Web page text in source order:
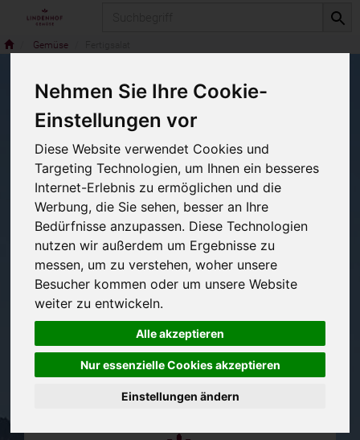
Nehmen Sie Ihre Cookie-
Einstellungen vor
Diese Website verwendet Cookies und
Targeting Technologien, um Ihnen ein besseres
Internet-Erlebnis zu ermöglichen und die
Werbung, die Sie sehen, besser an Ihre
Bedürfnisse anzupassen. Diese Technologien
nutzen wir außerdem um Ergebnisse zu
messen, um zu verstehen, woher unsere
Besucher kommen oder um unsere Website
weiter zu entwickeln.
Alle akzeptieren
Nur essenzielle Cookies akzeptieren
Einstellungen ändern
Gemüse
Fertigsalat
12
Hersteller